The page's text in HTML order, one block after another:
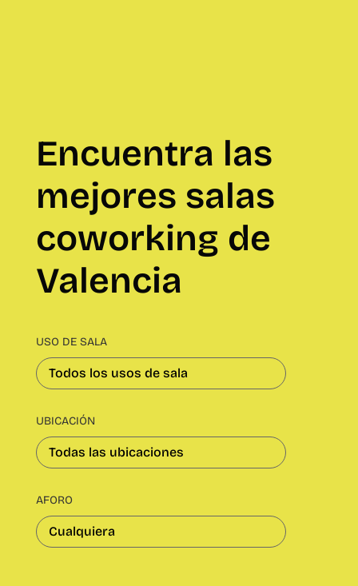
Encuentra las
mejores salas
coworking de
Valencia
USO DE SALA
UBICACIÓN
AFORO